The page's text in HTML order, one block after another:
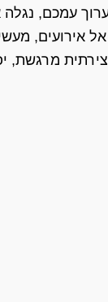
עמכם,
אירועים,
מרגשת,